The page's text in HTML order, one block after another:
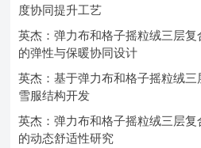
度协同提升工艺
英杰：弹力布和格子摇粒绒三层
的弹性与保暖协同设计
英杰：基于弹力布和格子摇粒绒
雪服结构开发
英杰：弹力布和格子摇粒绒三层
的动态舒适性研究